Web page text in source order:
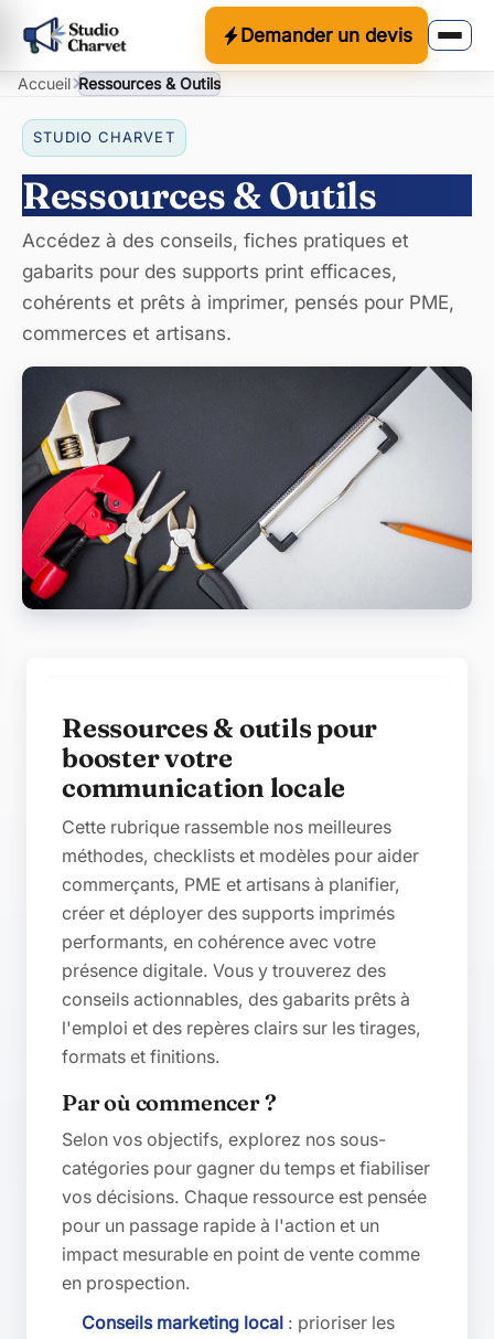
Demander un devis
Accueil Ressources & Outils
STUDIO CHARVET
Ressources & Outils
Accédez à des conseils, fiches pratiques et
gabarits pour des supports print efficaces,
cohérents et prêts à imprimer, pensés pour PME,
commerces et artisans.
Ressources & outils pour
booster votre
communication locale
Cette rubrique rassemble nos meilleures
méthodes, checklists et modèles pour aider
commerçants, PME et artisans à planifier,
créer et déployer des supports imprimés
performants, en cohérence avec votre
présence digitale. Vous y trouverez des
conseils actionnables, des gabarits prêts à
l'emploi et des repères clairs sur les tirages,
formats et finitions.
Par où commencer ?
Selon vos objectifs, explorez nos sous-
catégories pour gagner du temps et fiabiliser
vos décisions. Chaque ressource est pensée
pour un passage rapide à l'action et un
impact mesurable en point de vente comme
en prospection.
Conseils marketing local : prioriser les